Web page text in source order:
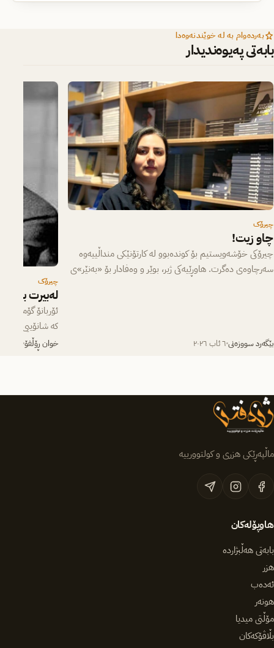
بەردەوام بە لە خوێندنەوەدا
بابەتی پەیوەندیدار
چیرۆک
چاو زیت!
چیرۆکی خۆشەویستیم بۆ کوندەبوو لە کارتۆنێکی منداڵییەوە
سەرچاوەی دەگرت. هاوڕێیەکی ژیر، بوێر و وەفادار بۆ «بەنێر»ی
بێگەرد سووزەنی ٦ ئاب ٢٠٢٦
چیرۆک
لەبیرت بێت
ئۆربانۆ گۆمێزت
کە شانۆییی
سەردەمی پەتای
خوان ڕۆڵفۆ
ماڵپەڕێکی هزری و کولتوورییە
هاوپۆلەکان
بابەتی هەڵبژاردە
هزر
ئەدەب
هونەر
مۆڵتی میدیا
بڵاڤۆکەکان